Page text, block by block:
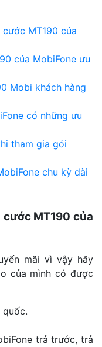
MT190 của
của MobiFone ưu
Mobi khách hàng
có những ưu
tham gia gói
chu kỳ dài
cước MT190 của
mãi vì vậy hãy
của mình có được
quốc.
trả trước, trả